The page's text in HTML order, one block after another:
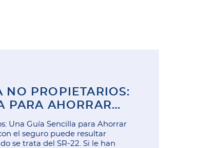
NO PROPIETARIOS:
PARA AHORRAR
Una Guía Sencilla para Ahorrar
el seguro puede resultar
se trata del SR-22. Si le han